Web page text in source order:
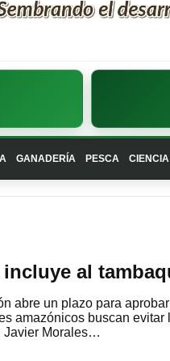
GANADERÍA PESCA
al
abre un plazo para
amazónicos buscan
Javier Morales…